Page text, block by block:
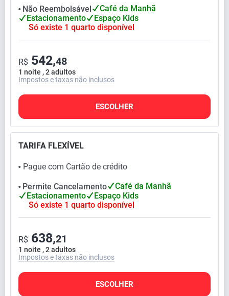
⬤ Não Reembolsável
Café da Manhã
Estacionamento
Espaço Kids
Só existe 1 quarto disponível
1 noite , 2 adultos
R$ 542,48
Impostos e taxas não inclusos
ESCOLHER
TARIFA FLEXÍVEL
⬤ Pague com Cartão de crédito
⬤ Permite Cancelamento
Café da Manhã
Estacionamento
Espaço Kids
Só existe 1 quarto disponível
1 noite , 2 adultos
R$ 638,21
Impostos e taxas não inclusos
ESCOLHER